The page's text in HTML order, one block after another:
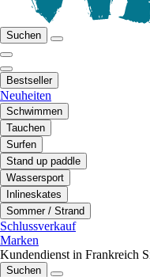
Suchen
Bestseller
Neuheiten
Schwimmen
Tauchen
Surfen
Stand up paddle
Wassersport
Inlineskates
Sommer / Strand
Schlussverkauf
Marken
Kundendienst in Frankreich
Suchen